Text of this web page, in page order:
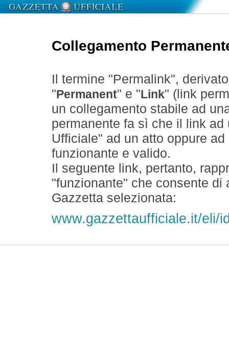
Collegamento
Il termine "Permalink",
" Permanent" e " Link" (link
un collegamento stabile ad
permanente fa sì che il link
Ufficiale" ad un atto oppure
funzionante e valido.
Il seguente link, pertanto,
"funzionante" che consente
Gazzetta selezionata:
www.gazzettaufficiale.it/eli/